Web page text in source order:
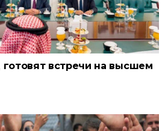
встречи на высшем